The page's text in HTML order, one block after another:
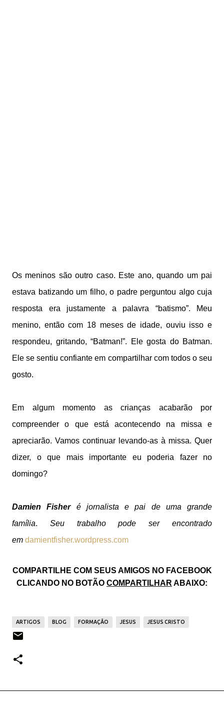
Os meninos são outro caso. Este ano, quando um pai
estava batizando um filho, o padre perguntou algo cuja
resposta era justamente a palavra “batismo”. Meu
menino, então com 18 meses de idade, ouviu isso e
respondeu, gritando, “Batman!”. Ele gosta do Batman.
Ele se sentiu confiante em compartilhar com todos o seu
gosto.
Em algum momento as crianças acabarão por
compreender o que está acontecendo na missa e
apreciarão. Vamos continuar levando-as à missa. Quer
dizer, o que mais importante eu poderia fazer no
domingo?
Damien Fisheré jornalista e pai de uma grande
família. Seu trabalho pode ser encontrado
em damientfisher.wordpress.com
COMPARTILHE COM SEUS AMIGOS NO FACEBOOK
CLICANDO NO BOTÃO COMPARTILHAR ABAIXO:
ARTIGOS BLOG FORMAÇÃO JESUS JESUS CRISTO